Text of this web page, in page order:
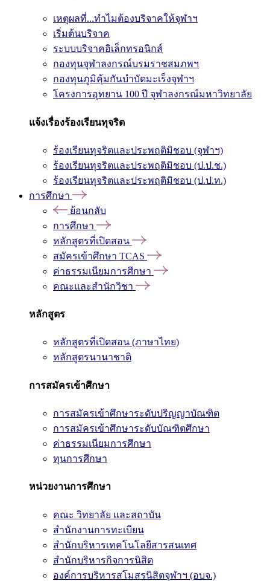
เหตุผลที่...ทำไมต้องบริจาคให้จุฬาฯ
เริ่มต้นบริจาค
ระบบบริจาคอิเล็กทรอนิกส์
กองทุนจุฬาลงกรณ์บรมราชสมภพฯ
กองทุนภูมิคุ้มกันบำบัดมะเร็งจุฬาฯ
โครงการอุทยาน 100 ปี จุฬาลงกรณ์มหาวิทยาลัย
แจ้งเรื่องร้องเรียนทุจริต
ร้องเรียนทุจริตและประพฤติมิชอบ (จุฬาฯ)
ร้องเรียนทุจริตและประพฤติมิชอบ (ป.ป.ช.)
ร้องเรียนทุจริตและประพฤติมิชอบ (ป.ป.ท.)
การศึกษา
ย้อนกลับ
การศึกษา
หลักสูตรที่เปิดสอน
สมัครเข้าศึกษา TCAS
ค่าธรรมเนียมการศึกษา
คณะและสำนักวิชา
หลักสูตร
หลักสูตรที่เปิดสอน (ภาษาไทย)
หลักสูตรนานาชาติ
การสมัครเข้าศึกษา
การสมัครเข้าศึกษาระดับปริญญาบัณฑิต
การสมัครเข้าศึกษาระดับบัณฑิตศึกษา
ค่าธรรมเนียมการศึกษา
ทุนการศึกษา
หน่วยงานการศึกษา
คณะ วิทยาลัย และสถาบัน
สำนักงานการทะเบียน
สำนักบริหารเทคโนโลยีสารสนเทศ
สำนักบริหารกิจการนิสิต
องค์การบริหารสโมสรนิสิตจุฬาฯ (อบจ.)